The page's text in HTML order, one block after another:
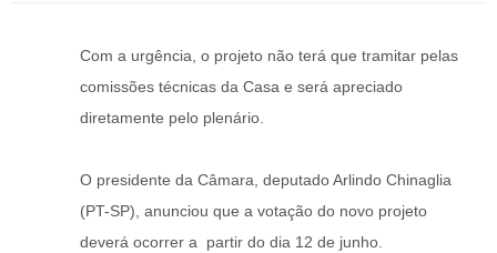
Com a urgência, o projeto não terá que tramitar pelas
comissões técnicas da Casa e será apreciado
diretamente pelo plenário.
O presidente da Câmara, deputado Arlindo Chinaglia
(PT-SP), anunciou que a votação do novo projeto
deverá ocorrer a partir do dia 12 de junho.